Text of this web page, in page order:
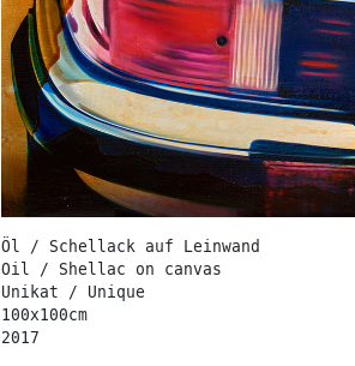
Öl / Schellack auf Leinwand
Oil / Shellac on canvas
Unikat / Unique
100x100cm
2017